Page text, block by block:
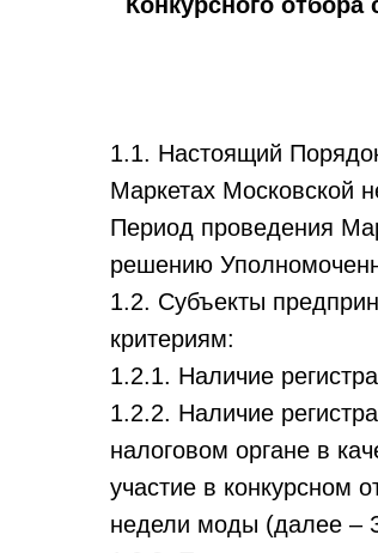
1.1. Настоящий
Маркетах Московской
Период проведения
решению
1.2. Субъекты
критериям:
1.2.1. Наличие
1.2.2. Наличие
налоговом органе в
участие в конкурсном
недели моды (далее –